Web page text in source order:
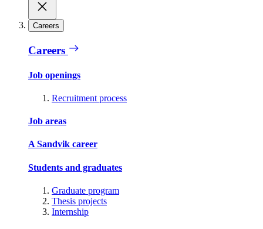
Careers
Careers
Job openings
Recruitment process
Job areas
A Sandvik career
Students and graduates
Graduate program
Thesis projects
Internship